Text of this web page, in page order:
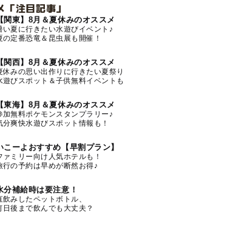
注目記事」
【関東】8月＆夏休みのオススメ
い夏に行きたい水遊びイベント♪
の定番恐竜＆昆虫展も開催！
【関西】8月＆夏休みのオススメ
休みの思い出作りに行きたい夏祭り
遊びスポット＆子供無料イベントも
【東海】8月＆夏休みのオススメ
加無料ポケモンスタンプラリー♪
分爽快水遊びスポット情報も！
こーよおすすめ【早割プラン】
ァミリー向け人気ホテルも！
行の予約は早めが断然お得♪
分補給時は要注意！
飲みしたペットボトル、
日後まで飲んでも大丈夫？